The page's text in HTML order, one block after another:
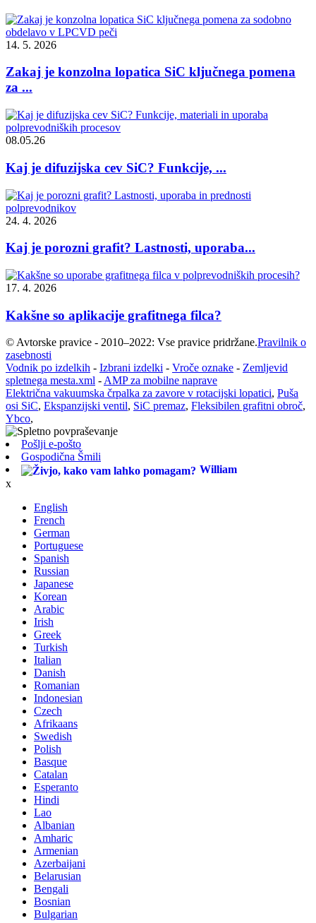
14. 5. 2026
Zakaj je konzolna lopatica SiC ključnega pomena
za ...
08.05.26
Kaj je difuzijska cev SiC? Funkcije, ...
24. 4. 2026
Kaj je porozni grafit? Lastnosti, uporaba...
17. 4. 2026
Kakšne so aplikacije grafitnega filca?
© Avtorske pravice - 2010–2022: Vse pravice pridržane.Pravilnik o
zasebnosti
Vodnik po izdelkih - Izbrani izdelki - Vroče oznake - Zemljevid
spletnega mesta.xml -AMP za mobilne naprave
Električna vakuumska črpalka za zavore v rotacijski lopatici, Puša
osi SiC, Ekspanzijski ventil, SiC premaz, Fleksibilen grafitni obroč,
Ybco,
Pošlji e-pošto
Gospodična Šmili
William
x
English
French
German
Portuguese
Spanish
Russian
Japanese
Korean
Arabic
Irish
Greek
Turkish
Italian
Danish
Romanian
Indonesian
Czech
Afrikaans
Swedish
Polish
Basque
Catalan
Esperanto
Hindi
Lao
Albanian
Amharic
Armenian
Azerbaijani
Belarusian
Bengali
Bosnian
Bulgarian